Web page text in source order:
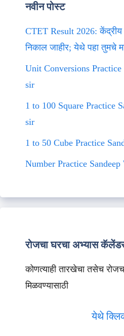
नवीन पोस्ट
CTET Result 2026: केंद्रीय
निकाल जाहीर; येथे पहा तुमचे
Unit Conversions Practice
sir
1 to 100 Square Practice
sir
1 to 50 Cube Practice
Number Practice
रोजचा घरचा अभ्यास
कोणत्याही तारखेचा तसेच
मिळवण्यासाठी
येथे